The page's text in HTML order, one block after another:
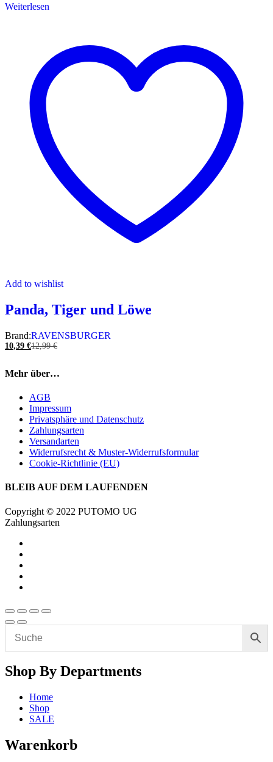
Weiterlesen
Add to wishlist
Panda, Tiger und Löwe
Brand:RAVENSBURGER
10,39 €12,99€
Mehr über…
AGB
Impressum
Privatsphäre und Datenschutz
Zahlungsarten
Versandarten
Widerrufsrecht & Muster-Widerrufsformular
Cookie-Richtlinie (EU)
BLEIB AUF DEM LAUFENDEN
Copyright © 2022 PUTOMO UG
Zahlungsarten
Shop By Departments
Home
Shop
SALE
Warenkorb